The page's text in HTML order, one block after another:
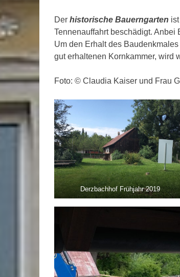
Der historische Bauerngarten
Tennenauffahrt beschädigt. Anbei
Um den Erhalt des
gut erhaltenen Kornkammer, wird
Foto: © Claudia Kaiser und Frau
Derzbachhof Frühjahr 2019